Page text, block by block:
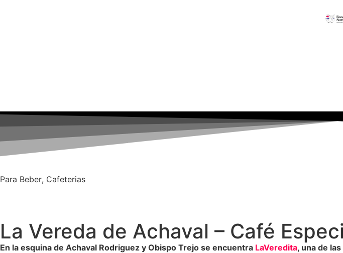
Para Beber, Cafeterias
La Vereda de Achaval – Café
En la esquina de Achaval Rodriguez y Obispo Trejo se encuentra LaVeredita, una de